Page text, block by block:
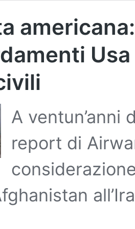
A ventun’anni
report di